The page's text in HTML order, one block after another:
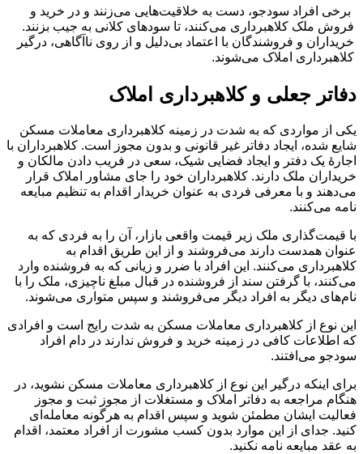
برخی افراد سودجو، دست به خلاقیت‌هایی می‌زنند و در خرید و
فروش ملک کلاهبرداری می‌کنند، تا سودهای کلانی به جیب بزنند.
خریداران و فروشندگان با اعتماد بی‌‌دلیل و از روی ناآگاهی، درگیر
کلاهبرداری املاک‌ می‌شوند.
دفاتر جعلی و کلاهبرداری املاک
یکی از مواردی که به شدت در زمینه کلاهبرداری معاملات مسکن
شایع شده، ایجاد دفاتر غیر قانونی و بدون مجوز است. کلاهبرداران با
اجارۀ یک دفتر و ایجاد فضایی شیک، سعی در فریب دادن مالکان و
خریداران ملک دارند. کلاهبرداران خود را جای مشاور املاک قرار
می‌دهند و با معرفی فردی به عنوان خریدار اقدام به تنظیم مبایعه
نامه می‌کنند.
با قیمت‌گذاری ملک زیر قیمت واقعی بازار، آن را به فردی که به
عنوان همدست دارند می‌فروشند و از این طریق اقدام به
کلاهبرداری می‌کنند. این افراد با ضرر و زیانی که به فروشنده وارد
می‌کنند، با گرفتن سند از فروشنده در قبال مبلغ ناچیزی، ملک را با
نام‌های دیگر به افراد دیگر می‌فروشند و سپس متواری می‌شوند.
این نوع از کلاهبرداری معاملات مسکن به شدت رایج است و افرادی
که اطلاعات کافی در زمینه خرید و فروش ندارند در دام افراد
سودجو می‌افتند.
برای اینکه درگیر این نوع از کلاهبرداری معاملات مسکن نشوید، در
هنگام مراجعه به دفاتر املاک و مستغلات از مجوز ثبت و مجوز
فعالیت ایشان مطمئن شوید و سپس اقدام به هرگونه معامله‌ای
کنید. جدای از این موارد بدون کسب مشورت از افراد معتمد، اقدام
به عقد مبایعه نامه نکنید.